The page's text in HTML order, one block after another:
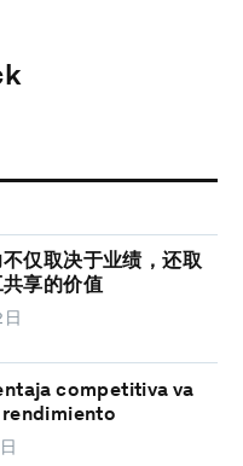
仅取决于业绩，还取
享的价值
competitiva va